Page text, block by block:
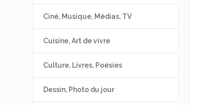
Ciné, Musique, Médias, TV
Cuisine, Art de vivre
Culture, Livres, Poésies
Dessin, Photo du jour